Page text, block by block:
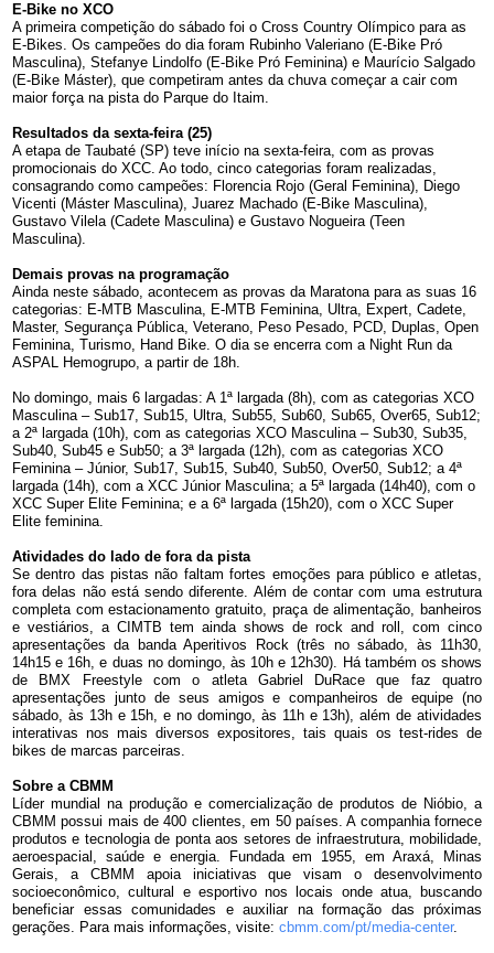
E-Bike no XCO
A primeira competição do sábado foi o Cross Country Olímpico para as
E-Bikes. Os campeões do dia foram Rubinho Valeriano (E-Bike Pró
Masculina), Stefanye Lindolfo (E-Bike Pró Feminina) e Maurício Salgado
(E-Bike Máster), que competiram antes da chuva começar a cair com
maior força na pista do Parque do Itaim.
Resultados da sexta-feira (25)
A etapa de Taubaté (SP) teve início na sexta-feira, com as provas
promocionais do XCC. Ao todo, cinco categorias foram realizadas,
consagrando como campeões: Florencia Rojo (Geral Feminina), Diego
Vicenti (Máster Masculina), Juarez Machado (E-Bike Masculina),
Gustavo Vilela (Cadete Masculina) e Gustavo Nogueira (Teen
Masculina).
Demais provas na programação
Ainda neste sábado, acontecem as provas da Maratona para as suas 16
categorias: E-MTB Masculina, E-MTB Feminina, Ultra, Expert, Cadete,
Master, Segurança Pública, Veterano, Peso Pesado, PCD, Duplas, Open
Feminina, Turismo, Hand Bike. O dia se encerra com a Night Run da
ASPAL Hemogrupo, a partir de 18h.
No domingo, mais 6 largadas: A 1ª largada (8h), com as categorias XCO
Masculina – Sub17, Sub15, Ultra, Sub55, Sub60, Sub65, Over65, Sub12;
a 2ª largada (10h), com as categorias XCO Masculina – Sub30, Sub35,
Sub40, Sub45 e Sub50; a 3ª largada (12h), com as categorias XCO
Feminina – Júnior, Sub17, Sub15, Sub40, Sub50, Over50, Sub12; a 4ª
largada (14h), com a XCC Júnior Masculina; a 5ª largada (14h40), com o
XCC Super Elite Feminina; e a 6ª largada (15h20), com o XCC Super
Elite feminina.
Atividades do lado de fora da pista
Se dentro das pistas não faltam fortes emoções para público e atletas,
fora delas não está sendo diferente. Além de contar com uma estrutura
completa com estacionamento gratuito, praça de alimentação, banheiros
e vestiários, a CIMTB tem ainda shows de rock and roll, com cinco
apresentações da banda Aperitivos Rock (três no sábado, às 11h30,
14h15 e 16h, e duas no domingo, às 10h e 12h30). Há também os shows
de BMX Freestyle com o atleta Gabriel DuRace que faz quatro
apresentações junto de seus amigos e companheiros de equipe (no
sábado, às 13h e 15h, e no domingo, às 11h e 13h), além de atividades
interativas nos mais diversos expositores, tais quais os test-rides de
bikes de marcas parceiras.
Sobre a CBMM
Líder mundial na produção e comercialização de produtos de Nióbio, a
CBMM possui mais de 400 clientes, em 50 países. A companhia fornece
produtos e tecnologia de ponta aos setores de infraestrutura, mobilidade,
aeroespacial, saúde e energia. Fundada em 1955, em Araxá, Minas
Gerais, a CBMM apoia iniciativas que visam o desenvolvimento
socioeconômico, cultural e esportivo nos locais onde atua, buscando
beneficiar essas comunidades e auxiliar na formação das próximas
gerações. Para mais informações, visite: cbmm.com/pt/media-center.